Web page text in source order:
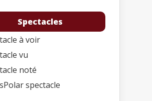
Spectacles
à voir
vu
noté
spectacle